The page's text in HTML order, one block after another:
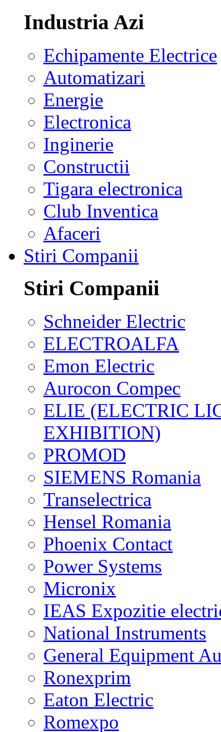
Industria Azi
Echipamente Electrice
Automatizari
Energie
Electronica
Inginerie
Constructii
Tigara electronica
Club Inventica
Afaceri
Stiri Companii
Stiri Companii
Schneider Electric
ELECTROALFA
Emon Electric
Aurocon Compec
ELIE (ELECTRIC
EXHIBITION)
PROMOD
SIEMENS Romania
Transelectrica
Hensel Romania
Phoenix Contact
Power Systems
Micronix
IEAS Expozitie
National Instruments
General Equipment
Ronexprim
Eaton Electric
Romexpo